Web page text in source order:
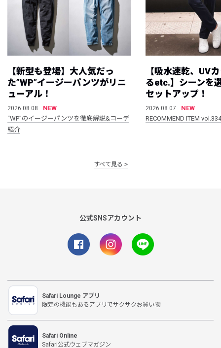
【新型も登場】大人気だっ
た”WP”イージーパンツがリニ
ューアル！
2026.08.08
NEW
“WP”のイージーパンツを徹底解説&コーデ
紹介
【吸水速乾、UV
るetc.】シーンを
セットアップ！
2026.08.07
NEW
RECOMMEND ITEM vol.334
すべて見る
公式SNSアカウント
Safari Lounge アプリ
限定の機能もあるアプリでサクサクお買い物
Safari Online
Safari公式ウェブマガジン